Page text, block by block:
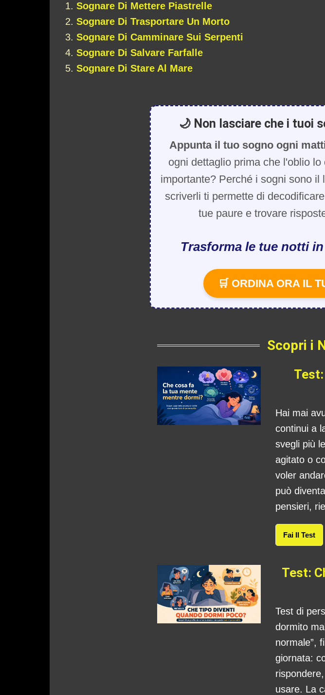
Sognare Di Mettere Piastrelle
Sognare Di Trasportare Un Morto
Sognare Di Camminare Sui Serpenti
Sognare Di Salvare Farfalle
Sognare Di Stare Al Mare
🌙 Non lasciare che i tuoi
Appunta il tuo sogno ogni
ogni dettaglio prima che l'oblio
importante? Perché i sogni sono
scriverli ti permette di
tue paure e trovare
Trasforma le tue notti
🛒 ORDINA ORA IL
Scopri i
Test:
Hai mai
continui a
svegli più
agitato o
voler
può
pensieri,
Fai Il Test
Test:
Test di
dormito
normale”,
giornata:
usare. La